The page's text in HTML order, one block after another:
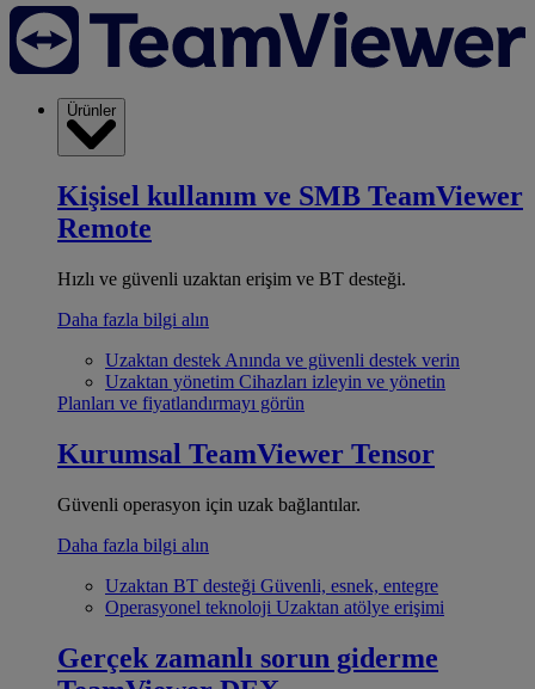
Ürünler
Kişisel kullanım ve SMB TeamViewer
Remote
Hızlı ve güvenli uzaktan erişim ve BT desteği.
Daha fazla bilgi alın
Uzaktan destek Anında ve güvenli destek verin
Uzaktan yönetim Cihazları izleyin ve yönetin
Planları ve fiyatlandırmayı görün
Kurumsal TeamViewer Tensor
Güvenli operasyon için uzak bağlantılar.
Daha fazla bilgi alın
Uzaktan BT desteği Güvenli, esnek, entegre
Operasyonel teknoloji Uzaktan atölye erişimi
Gerçek zamanlı sorun giderme